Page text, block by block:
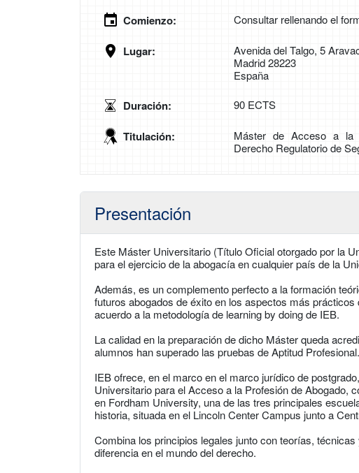
Comienzo: Consultar rellenando el
Lugar:
Avenida del Talgo, 5
Madrid 28223
España
Duración: 90 ECTS
Titulación:
Máster de Acceso a la
Derecho Regulatorio de
Presentación
Este Máster Universitario (Título Oficial otorgado por la
para el ejercicio de la abogacía en cualquier país de la
Además, es un complemento perfecto a la formación
futuros abogados de éxito en los aspectos más
acuerdo a la metodología de learning by doing de IEB.
La calidad en la preparación de dicho Máster queda
alumnos han superado las pruebas de Aptitud Profesional.
IEB ofrece, en el marco en el marco jurídico de
Universitario para el Acceso a la Profesión de Abogado,
en Fordham University, una de las tres principales
historia, situada en el Lincoln Center Campus junto a
Combina los principios legales junto con teorías,
diferencia en el mundo del derecho.